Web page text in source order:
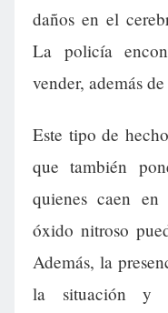
daños en el
La policía
vender, además
Este tipo de
que también
quienes caen
óxido nitroso
Además, la
la situación y